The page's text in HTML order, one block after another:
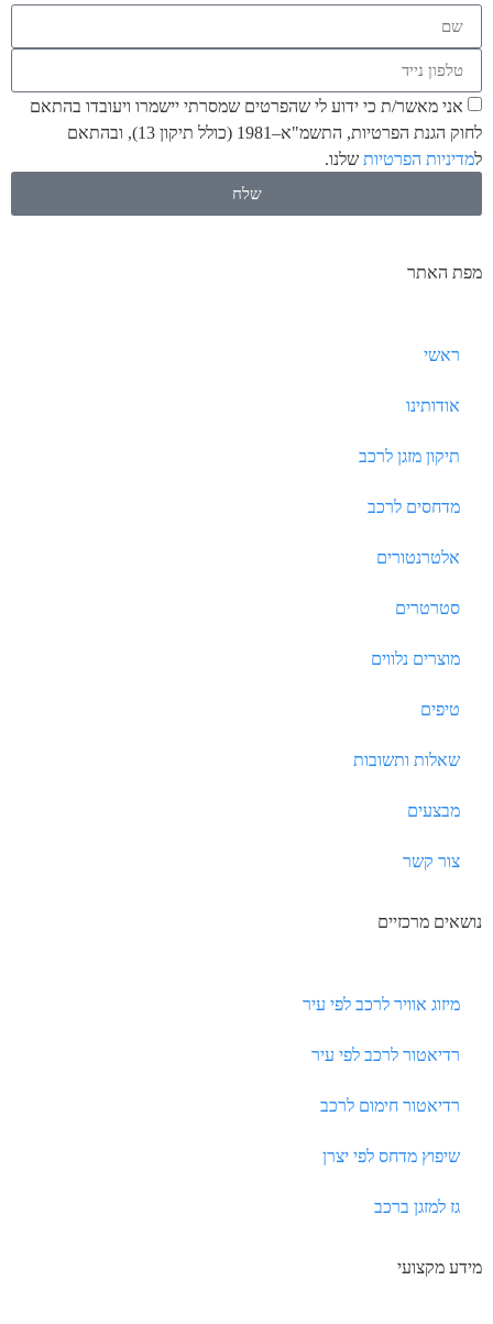
אני מאשר/ת כי ידוע לי שהפרטים שמסרתי יישמרו ויעובדו בהתאם
לחוק הגנת הפרטיות, התשמ"א–1981 (כולל תיקון 13), ובהתאם
מדיניות הפרטיותשלנו.
שלח
מפת האתר
ראשי
אודותינו
תיקון מזגן לרכב
מדחסים לרכב
אלטרנטורים
סטרטרים
מוצרים נלווים
טיפים
שאלות ותשובות
מבצעים
צור קשר
נושאים מרכזיים
מיזוג אוויר לרכב לפי עיר
רדיאטור לרכב לפי עיר
רדיאטור חימום לרכב
שיפוץ מדחס לפי יצרן
גז למזגן ברכב
מידע מקצועי